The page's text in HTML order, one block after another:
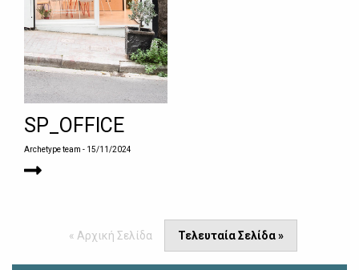
SP_OFFICE
Archetype team - 15/11/2024
« Αρχική Σελίδα Τελευταία Σελίδα »